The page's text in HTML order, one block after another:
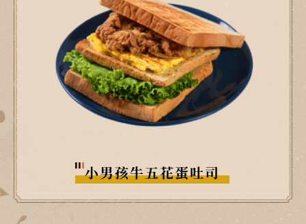
胖子烤肉排蛋吐司